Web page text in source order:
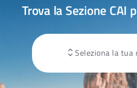
Trova la Sezione CAI